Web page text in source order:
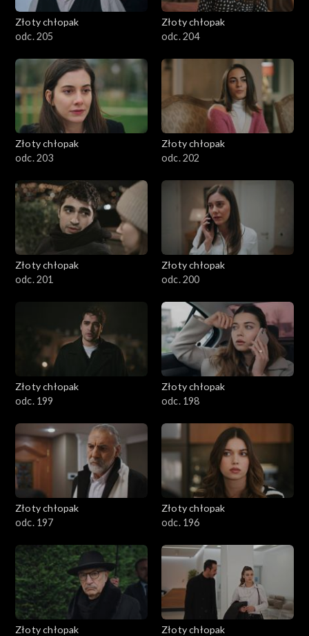
Złoty chłopak
odc. 205
Złoty chłopak
odc. 204
Złoty chłopak
odc. 203
Złoty chłopak
odc. 202
Złoty chłopak
odc. 201
Złoty chłopak
odc. 200
Złoty chłopak
odc. 199
Złoty chłopak
odc. 198
Złoty chłopak
odc. 197
Złoty chłopak
odc. 196
Złoty chłopak
Złoty chłopak